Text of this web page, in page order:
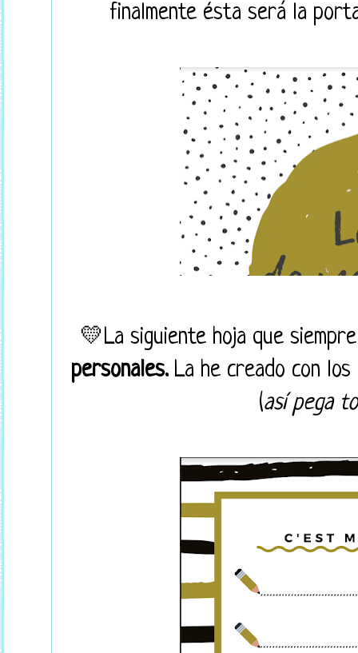
finalmente ésta será la
💛La siguiente hoja que
personales.La he creado con los
(así pega